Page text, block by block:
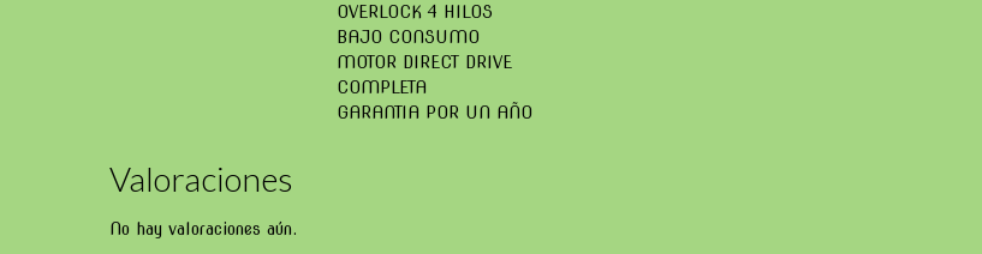
OVERLOCK 4 HILOS
BAJO CONSUMO
MOTOR DIRECT DRIVE
COMPLETA
GARANTIA POR UN AÑO
Valoraciones
No hay valoraciones aún.